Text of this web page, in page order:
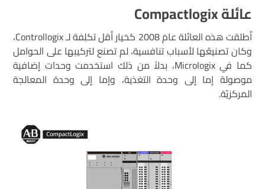
عائلة Compactlogix
أطلقت هذه العائلة عامَ 2008 كخيار أقل تكلِفة لـ Controllogix،
وكان تصنيعُها لأسباب تنافسية، لم تصنع لتركيبها على الحوامل
كما في Micrologix، بدلاً من ذلك استخدمت وحدات إضافية
موصولة إما إلى وحدة التغذية، وإما إلى وحدة المعالجة
المركزيّة.